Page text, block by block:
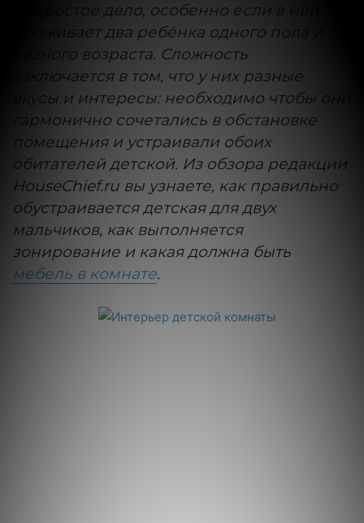
непростое дело, особенно если в ней
проживает два ребёнка одного пола и
разного возраста. Сложность
заключается в том, что у них разные
вкусы и интересы: необходимо чтобы они
гармонично сочетались в обстановке
помещения и устраивали обоих
обитателей детской. Из обзора редакции
HouseChief.ru вы узнаете, как правильно
обустраивается детская для двух
мальчиков, как выполняется
зонирование и какая должна быть
мебель в комнате.